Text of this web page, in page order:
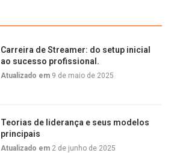
Carreira de Streamer: do setup inicial
ao sucesso profissional.
Atualizado em 9 de maio de 2025
Teorias de liderança e seus modelos
principais
Atualizado em 2 de junho de 2025